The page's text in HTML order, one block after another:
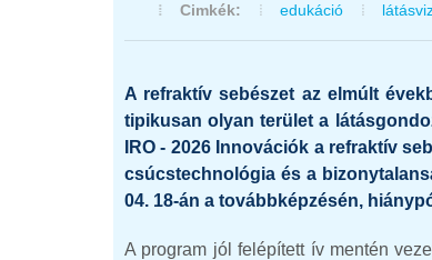
Cimkék: edukáció
A refraktív sebészet az elmúlt
tipikusan olyan terület a
IRO - 2026 Innovációk a refraktív
csúcstechnológia és a
04. 18-án a továbbképzésén,
A program jól felépített ív mentén